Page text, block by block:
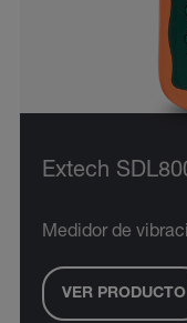
Extech
Medidor de
VER PRODUCTO